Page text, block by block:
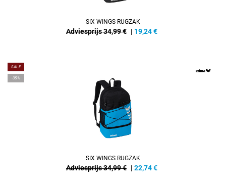
SIX WINGS RUGZAK
Adviesprijs 34,99 € | 19,24€
SALE
-35%
SIX WINGS RUGZAK
Adviesprijs 34,99 € | 22,74€